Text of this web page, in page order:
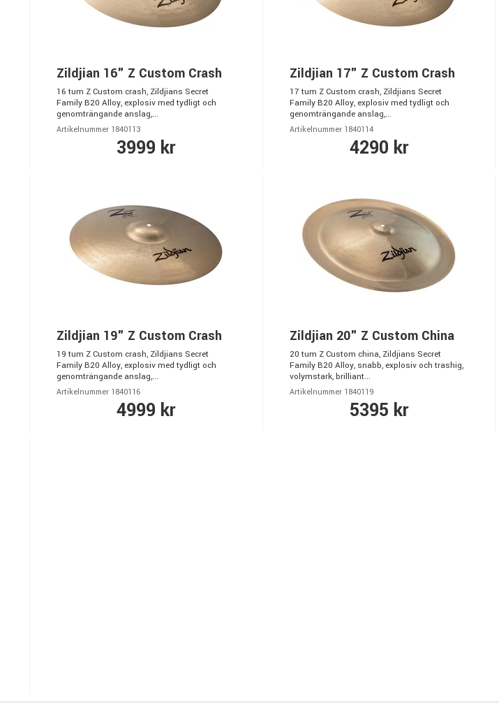
Zildjian 16" Z Custom Crash
16 tum Z Custom crash, Zildjians Secret
Family B20 Alloy, explosiv med tydligt och
genomträngande anslag,...
Artikelnummer 1840113
3999 kr
Zildjian 17" Z Custom Crash
17 tum Z Custom crash, Zildjians Secret
Family B20 Alloy, explosiv med tydligt och
genomträngande anslag,...
Artikelnummer 1840114
4290 kr
Zildjian 19" Z Custom Crash
19 tum Z Custom crash, Zildjians Secret
Family B20 Alloy, explosiv med tydligt och
genomträngande anslag,...
Artikelnummer 1840116
4999 kr
Zildjian 20" Z Custom China
20 tum Z Custom china, Zildjians Secret
Family B20 Alloy, snabb, explosiv och trashig,
volymstark, brilliant...
Artikelnummer 1840119
5395 kr